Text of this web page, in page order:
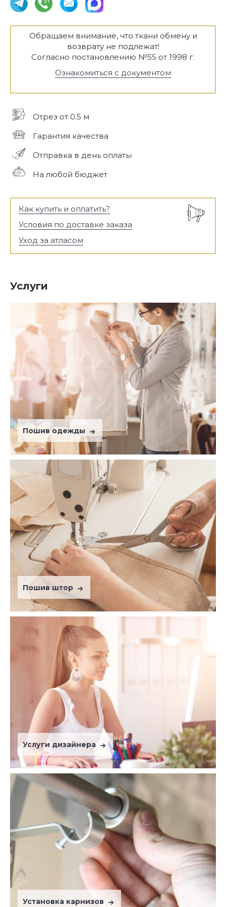
Обращаем внимание, что ткани обмену и
возврату не подлежат!
Согласно постановлению №55 от 1998 г.
Ознакомиться с документом
Отрез от 0.5 м
Гарантия качества
Отправка в день оплаты
На любой бюджет
Как купить и оплатить?
Условия по доставке заказа
Уход за атласом
Услуги
Пошив одежды
Пошив штор
Услуги дизайнера
Установка карнизов